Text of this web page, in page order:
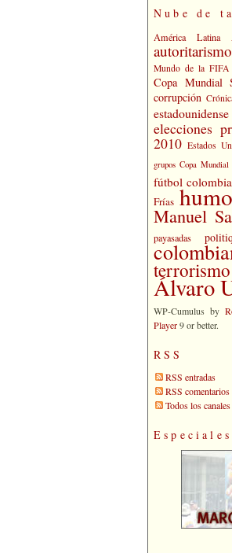
Nube de
América Latina
autoritarismo
Mundo de la FIFA
Copa Mundial
corrupción
estadounidense
elecciones
2010 Estados
grupos Copa
fútbol
Frías
Manuel
payasadas
terrorismo
Álvaro
WP-Cumulus by
Player9 or better.
RSS
RSS entradas
RSS comentarios
Todos los
Especiales